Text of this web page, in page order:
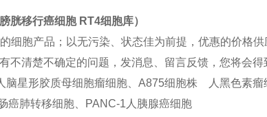
胱移行癌细胞 RT4细胞库）
细胞产品；以无污染、状态佳为前提，优惠的价格供
不清楚不确定的问题，发消息、留言反馈，您将会得
脑星形胶质母细胞瘤细胞、 A875细胞株 人黑色素瘤
癌肺转移细胞、
PANC-1人胰腺癌细胞